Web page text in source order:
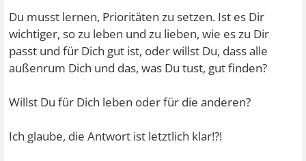
Du musst lernen, Prioritäten zu setzen. Ist es Dir
wichtiger, so zu leben und zu lieben, wie es zu Dir
passt und für Dich gut ist, oder willst Du, dass alle
außenrum Dich und das, was Du tust, gut finden?
Willst Du für Dich leben oder für die anderen?
Ich glaube, die Antwort ist letztlich klar!?!